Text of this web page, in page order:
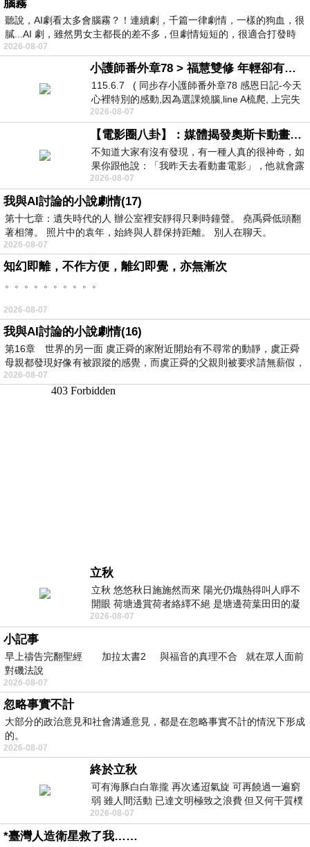
腦霧
聽說，AI劇看太多會腦霧？！連續劇，千篇一律劇情，一樣的狗血，很
膩...AI 劇，雖然男女主都長的差不多，但劇情短短的，很適合打發時
2026-08-07
小護師番外章78 > 福慧雙修 年輕卻有個老靈魂 ㄑ金剛經〉podcast
115.6.7 ( 同步存小護師番外章78 感恩日記-今天
心裡特別的感動,因為選課燒腦,line A梳爬, 上完失
智課的她,特來傾
2026-08-07
【電影圈八卦】：媒體揭發奧斯卡動畫項目投票醜聞！好萊塢為什麼看不起動畫電影？
不知道大家有沒有發現，有一種人真的很神奇，如
果你跟他說：「我昨天去看動畫電影」，他就會露
出一種慈祥的微笑，然後問你是不是陪小
2026-08-07
我與AI討論的小說劇情(17)
第十七章：遺失時代的人 辦公室裡安靜得只剩時鐘聲。 堯禹舜低頭翻
著相簿。 照片中的袁年，始終與人群保持距離。 別人在聊天。
2026-08-07
知幻即離，不作方便，離幻即覺，亦無漸次
。。。。。。。。。。
2026-08-07
我與AI討論的小說劇情(16)
第16章 世界的另一面 虞正舜的家附近開始有不尋常的動靜，虞正舜
母親都發現好像有被跟蹤的感覺，而虞正舜的父親則被要求請無薪假，
2026-08-07
立秋
立秋 悠悠秋日施施然而來 陽光仍熾熱得叫人睜不
開眼 荷塘邊賞荷者絡繹不絕 是塘邊荷葉田田的凝
望 風中飄逸的是映日荷花別樣紅
2026-08-07
小記事
早上禱告完翻聖經 加拉太書2 與福音的真理不合 就在眾人面前
對磯法說
2026-08-07
忽略事實不計
大部分的政治意見和社會溝通意見，都是在忽略事實不計的情況下形成
的。
2026-08-07
終於立秋
可有海豚白白靠攏 再次遙迢氣旋 可再饒過一遍窮
弱 雖人間活動 已達文明極致之浪費 但又何干質樸
者 只能白白陪葬
2026-08-07
*臺灣人造衛星救了我……